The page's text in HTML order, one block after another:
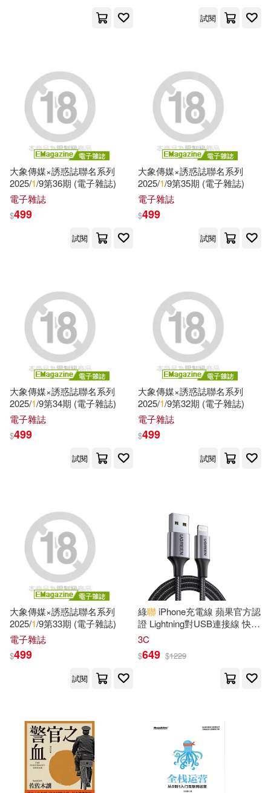
趙賓華(1) 踊る毒林檎(1)
郭雲川(1)
鄭一鴻(1) 鄭作亞(1)
鄭芳芳(1) 金一(1)
高冬月(1)
黃建波(1)
黃科(1)
試閱
大象傳媒×誘惑誌聯名系列
2025/1/9第36期 (電子雜誌)
電子雜誌
$499
試閱
大象傳媒×誘惑誌聯名系列
2025/1/9第35期 (電子雜誌)
電子雜誌
$499
試閱
大象傳媒×誘惑誌聯名系列
2025/1/9第34期 (電子雜誌)
電子雜誌
$499
試閱
大象傳媒×誘惑誌聯名系列
2025/1/9第32期 (電子雜誌)
電子雜誌
$499
試閱
大象傳媒×誘惑誌聯名系列
2025/1/9第33期 (電子雜誌)
電子雜誌
$499
試閱
綠聯 iPhone充電線 蘋果官方認
證 Lightning對USB連接線 快充
金屬編織版 (
3C
$649 $1229